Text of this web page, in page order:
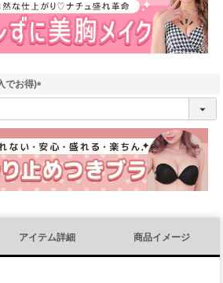
)
でお得)
(
須
)
アイテム詳細 商品イメージ